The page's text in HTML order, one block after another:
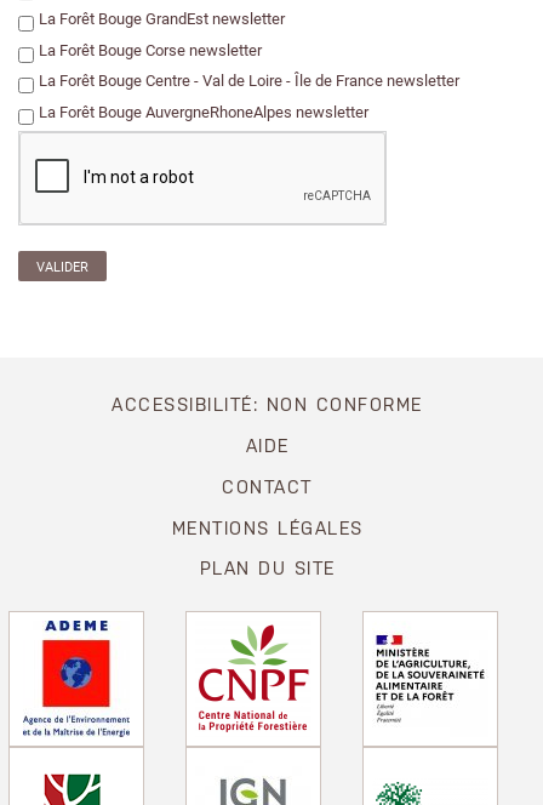
La Forêt Bouge GrandEst newsletter
La Forêt Bouge Corse newsletter
La Forêt Bouge Centre - Val de Loire - Île de France newsletter
La Forêt Bouge AuvergneRhoneAlpes newsletter
ACCESSIBILITÉ: NON CONFORME
AIDE
CONTACT
MENTIONS LÉGALES
PLAN DU SITE